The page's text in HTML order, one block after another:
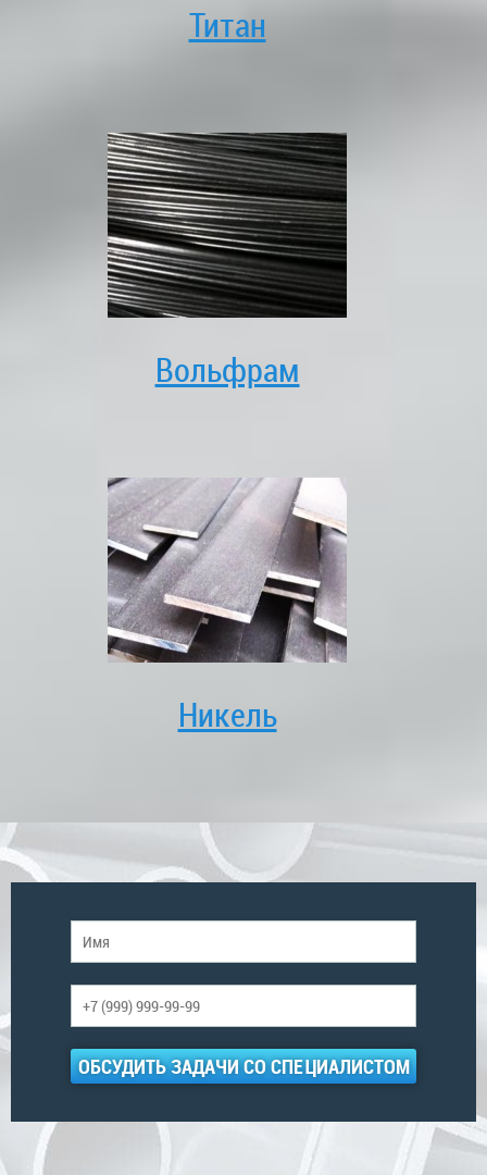
Титан
Вольфрам
Никель
ОБСУДИТЬ ЗАДАЧИ СО СПЕЦИАЛИСТОМ